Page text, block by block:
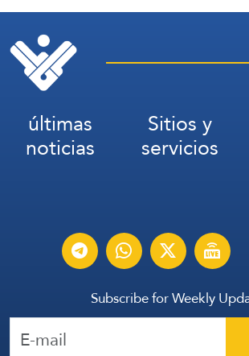
últimas
noticias
Sitios y
servicios
Subscribe for Weekly